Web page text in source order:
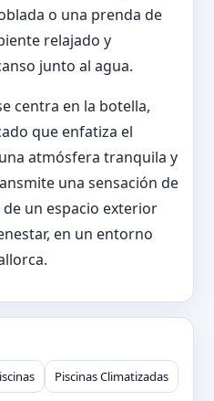
o una prenda de
relajado y
junto al agua.
centra en la botella,
que enfatiza el
atmósfera tranquila y
una sensación de
un espacio exterior
en un entorno
Piscinas Climatizadas